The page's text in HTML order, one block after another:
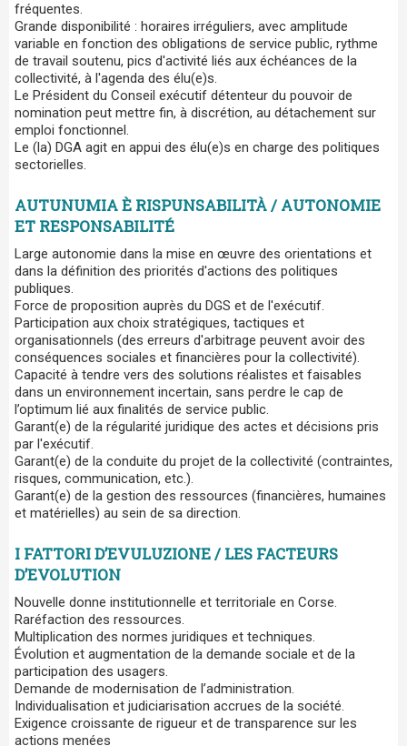
fréquentes.
Grande disponibilité : horaires irréguliers, avec amplitude
variable en fonction des obligations de service public, rythme
de travail soutenu, pics d'activité liés aux échéances de la
collectivité, à l'agenda des élu(e)s.
Le Président du Conseil exécutif détenteur du pouvoir de
nomination peut mettre fin, à discrétion, au détachement sur
emploi fonctionnel.
Le (la) DGA agit en appui des élu(e)s en charge des politiques
sectorielles.
AUTUNUMIA È RISPUNSABILITÀ / AUTONOMIE
ET RESPONSABILITÉ
Large autonomie dans la mise en œuvre des orientations et
dans la définition des priorités d'actions des politiques
publiques.
Force de proposition auprès du DGS et de l'exécutif.
Participation aux choix stratégiques, tactiques et
organisationnels (des erreurs d'arbitrage peuvent avoir des
conséquences sociales et financières pour la collectivité).
Capacité à tendre vers des solutions réalistes et faisables
dans un environnement incertain, sans perdre le cap de
l’optimum lié aux finalités de service public.
Garant(e) de la régularité juridique des actes et décisions pris
par l'exécutif.
Garant(e) de la conduite du projet de la collectivité (contraintes,
risques, communication, etc.).
Garant(e) de la gestion des ressources (financières, humaines
et matérielles) au sein de sa direction.
I FATTORI D’EVULUZIONE / LES FACTEURS
D’EVOLUTION
Nouvelle donne institutionnelle et territoriale en Corse.
Raréfaction des ressources.
Multiplication des normes juridiques et techniques.
Évolution et augmentation de la demande sociale et de la
participation des usagers.
Demande de modernisation de l’administration.
Individualisation et judiciarisation accrues de la société.
Exigence croissante de rigueur et de transparence sur les
actions menées